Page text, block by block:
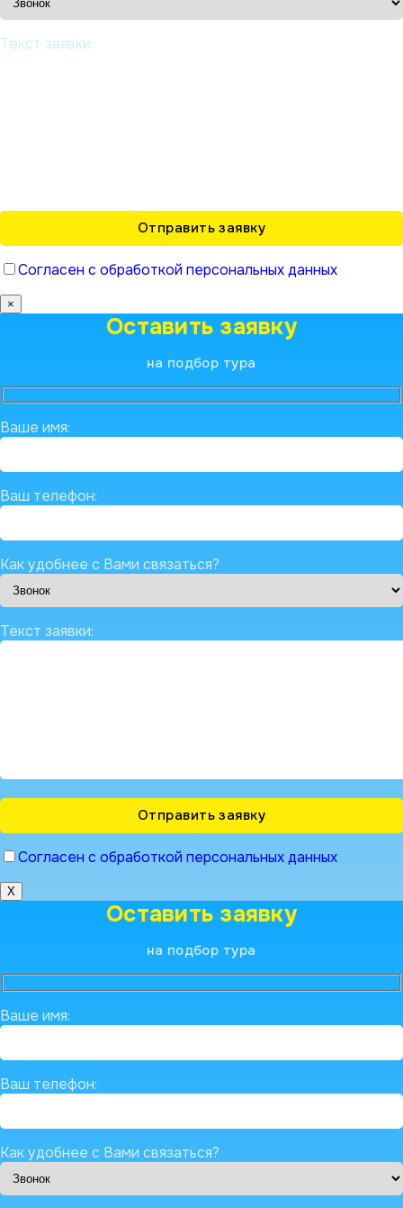
Текст заявки:
Согласен с обработкой персональных данных
×
Оставить заявку
на подбор тура
Ваше имя:
Ваш телефон:
Как удобнее с Вами связаться?
Текст заявки:
Согласен с обработкой персональных данных
X
Оставить заявку
на подбор тура
Ваше имя:
Ваш телефон:
Как удобнее с Вами связаться?